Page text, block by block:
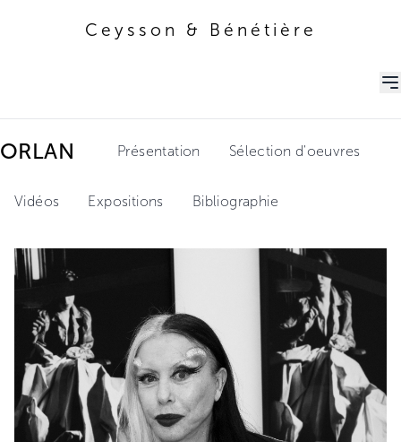
Ceysson & Bénétière
ORLAN Présentation Sélection d'oeuvres
Vidéos Expositions Bibliographie